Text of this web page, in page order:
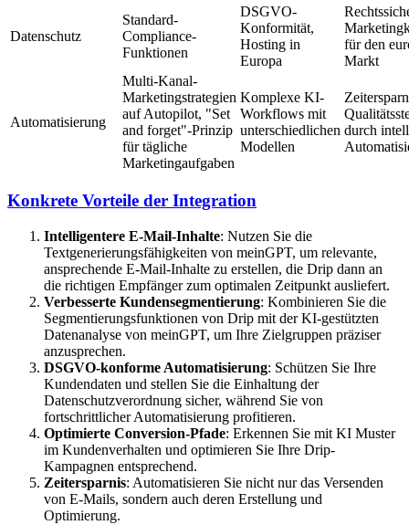
Datenschutz
Standard-
Compliance-
Funktionen
DSGVO-
Konformität,
Hosting in
Europa
für den
Markt
Automatisierung
Multi-Kanal-
Marketingstrategien
auf Autopilot, "Set
and forget"-Prinzip
für tägliche
Marketingaufgaben
Komplexe KI-
Workflows mit
unterschiedlichen
Modellen
durch
Konkrete Vorteile der Integration
Intelligentere E-Mail-Inhalte: Nutzen Sie die
Textgenerierungsfähigkeiten von meinGPT, um relevante,
ansprechende E-Mail-Inhalte zu erstellen, die Drip dann an
die richtigen Empfänger zum optimalen Zeitpunkt ausliefert.
Verbesserte Kundensegmentierung: Kombinieren Sie die
Segmentierungsfunktionen von Drip mit der KI-gestützten
Datenanalyse von meinGPT, um Ihre Zielgruppen präziser
anzusprechen.
DSGVO-konforme Automatisierung: Schützen Sie Ihre
Kundendaten und stellen Sie die Einhaltung der
Datenschutzverordnung sicher, während Sie von
fortschrittlicher Automatisierung profitieren.
Optimierte Conversion-Pfade: Erkennen Sie mit KI Muster
im Kundenverhalten und optimieren Sie Ihre Drip-
Kampagnen entsprechend.
Zeitersparnis: Automatisieren Sie nicht nur das Versenden
von E-Mails, sondern auch deren Erstellung und
Optimierung.